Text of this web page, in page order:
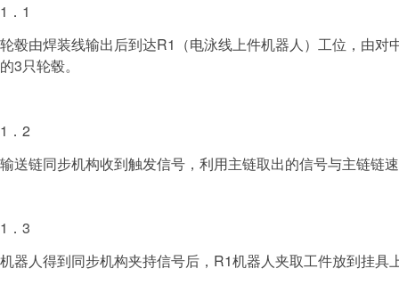
1．1
轮毂由焊装线输出后到达R1（电泳线上件机器人）工位，由
的3只轮毂。
1．2
输送链同步机构收到触发信号，利用主链取出的信号与主链链
1．3
机器人得到同步机构夹持信号后，R1机器人夹取工件放到挂具